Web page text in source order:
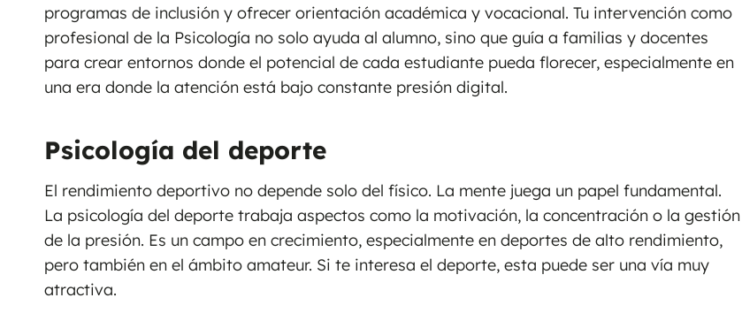
programas de inclusión y ofrecer orientación académica y vocacional. Tu intervención como
profesional de la Psicología no solo ayuda al alumno, sino que guía a familias y docentes
para crear entornos donde el potencial de cada estudiante pueda florecer, especialmente en
una era donde la atención está bajo constante presión digital.
Psicología del deporte
El rendimiento deportivo no depende solo del físico. La mente juega un papel fundamental.
La psicología del deporte trabaja aspectos como la motivación, la concentración o la gestión
de la presión. Es un campo en crecimiento, especialmente en deportes de alto rendimiento,
pero también en el ámbito amateur. Si te interesa el deporte, esta puede ser una vía muy
atractiva.